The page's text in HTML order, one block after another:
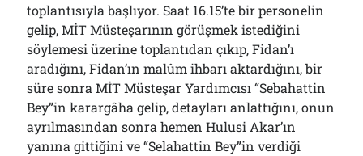
toplantısıyla başlıyor. Saat 16.15’te bir personelin
gelip, MİT Müsteşarının görüşmek istediğini
söylemesi üzerine toplantıdan çıkıp, Fidan’ı
aradığını, Fidan’ın malûm ihbarı aktardığını, bir
süre sonra MİT Müsteşar Yardımcısı “Sebahattin
Bey”in karargâha gelip, detayları anlattığını, onun
ayrılmasından sonra hemen Hulusi Akar’ın
yanına gittiğini ve “Selahattin Bey”in verdiği